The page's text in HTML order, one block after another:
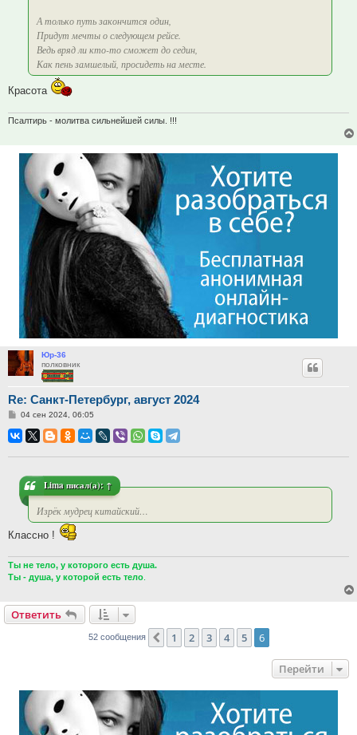
А только путь закончится один,
Придут мечты о следующем рейсе.
Ведь вряд ли кто-то сможет до седин,
Как пень замшелый, просидеть на месте.
Красота
Псалтирь - молитва сильнейшей силы. !!!
Юр-36
полковник
Re: Санкт-Петербург, август 2024
Сообщение
04 сен 2024, 06:05
Limaписал(а): ↑
Изрёк мудрец китайский…
Классно !
Ты не тело, у которого есть душа.
Ты - душа, у которой есть тело
Ответить
52 сообщения Пред.
1 2 3 4 5 6
Перейти